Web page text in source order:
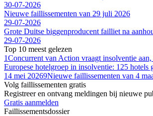
30-07-2026
Nieuwe faillissementen van 29 juli 2026
29-07-2026
Grote Duitse biggenproducent failliet na
29-07-2026
Top 10 meest gelezen
1Concurrent van Action vraagt insolventie
Europese hotelgroep in insolventie: 125 hotels
14 mei 20269Nieuwe faillissementen van 4
Volg faillissementen gratis
Registreer en ontvang meldingen bij nieuwe
Gratis aanmelden
Faillissementsdossier